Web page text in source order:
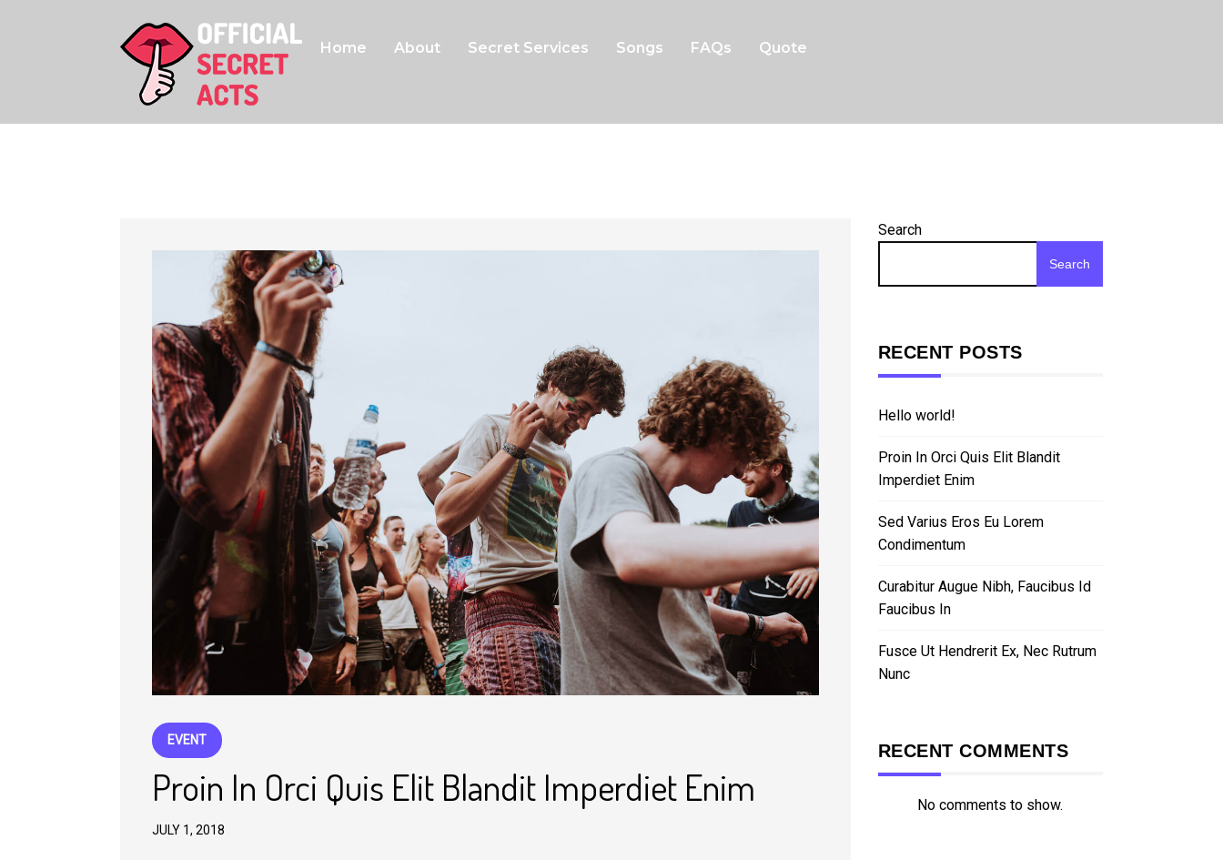
Home About Secret Services Songs FAQs Quote
EVENT
Proin In Orci Quis Elit Blandit Imperdiet Enim
JULY 1, 2018
Search
Search
RECENT POSTS
Hello world!
Proin In Orci Quis Elit Blandit
Imperdiet Enim
Sed Varius Eros Eu Lorem
Condimentum
Curabitur Augue Nibh, Faucibus Id
Faucibus In
Fusce Ut Hendrerit Ex, Nec Rutrum
Nunc
RECENT COMMENTS
No comments to show.